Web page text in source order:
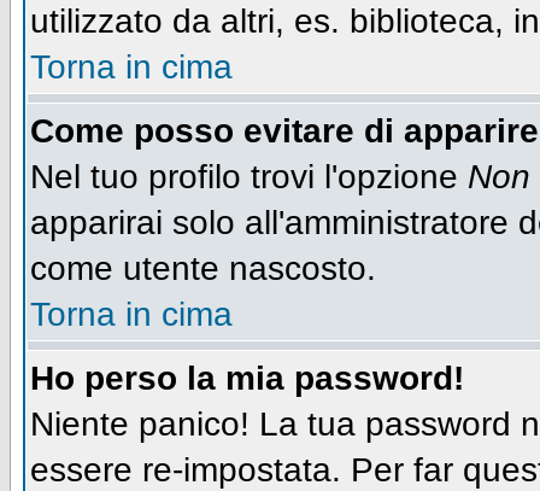
utilizzato da altri, es. biblioteca,
Torna in cima
Come posso evitare di
Nel tuo profilo trovi l'opzione Non
apparirai solo all'amministratore
come utente nascosto.
Torna in cima
Ho perso la mia password!
Niente panico! La tua
essere re-impostata. Per far